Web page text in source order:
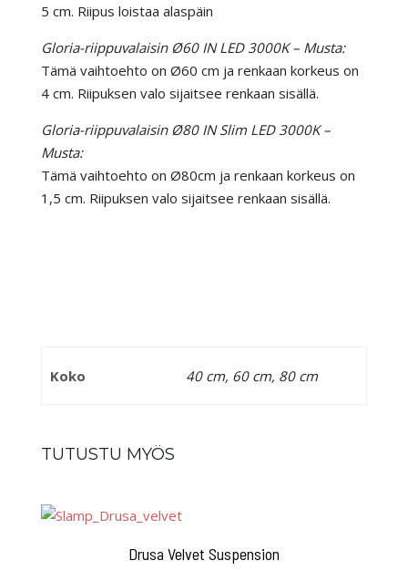
5 cm. Riipus loistaa alaspäin
Gloria-riippuvalaisin Ø60 IN LED 3000K – Musta:
Tämä vaihtoehto on Ø60 cm ja renkaan korkeus on
4 cm. Riipuksen valo sijaitsee renkaan sisällä.
Gloria-riippuvalaisin Ø80 IN Slim LED 3000K –
Musta:
Tämä vaihtoehto on Ø80cm ja renkaan korkeus on
1,5 cm. Riipuksen valo sijaitsee renkaan sisällä.
Koko 40 cm, 60 cm, 80 cm
TUTUSTU MYÖS
Drusa Velvet Suspension